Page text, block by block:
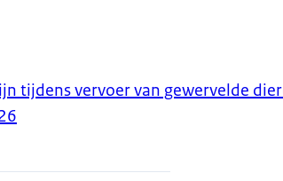
tijdens vervoer van gewervelde